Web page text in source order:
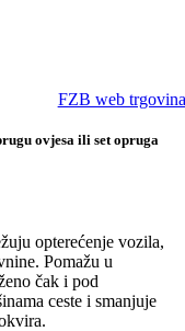
FZB web trgovina
ovjesa ili set opruga
opterećenje vozila,
Pomažu u
čak i pod
ceste i smanjuje